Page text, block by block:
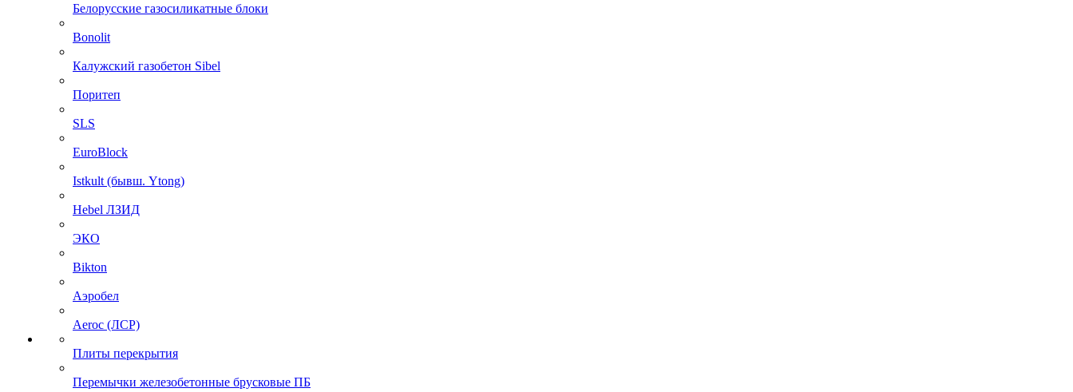
Белорусские газосиликатные блоки
Bonolit
Калужский газобетон Sibel
Поритеп
SLS
EuroBlock
Istkult (бывш. Ytong)
Hebel ЛЗИД
ЭКО
Bikton
Аэробел
Aeroc (ЛСР)
Плиты перекрытия
Перемычки железобетонные брусковые ПБ